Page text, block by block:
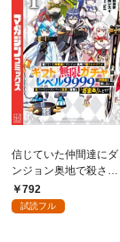
信じていた仲間達にダ
ンジョン奥地で殺され
かけたがギフト『無限
ガチャ』でレベル９９
792
試読フル